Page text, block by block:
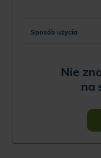
Sposób użycia
Nie
na